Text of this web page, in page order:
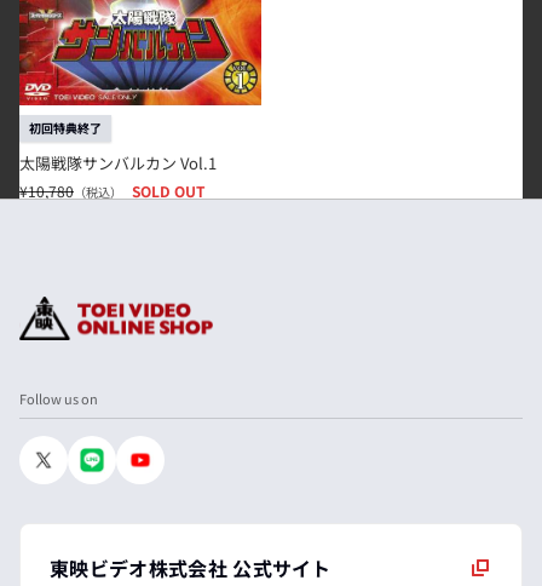
太陽戦隊サンバルカン Vol.1
¥10,780 （税込） SOLD OUT
初回特典終了
Follow us on
東映ビデオ株式会社 公式サイト